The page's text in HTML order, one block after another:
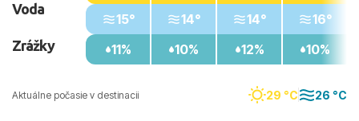
Aktuálne počasie v destinacii 29 °C 26 °C
Voda
Zrážky
15°
11%
14°
10%
14°
12%
16°
10%